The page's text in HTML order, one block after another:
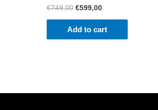
€749,00 Original
€749,00.
€599,00Current
€599,00.
Add to cart